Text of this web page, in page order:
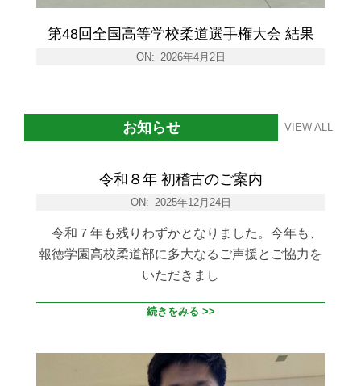
第48回全国高等学校柔道選手権大会 結果
ON: 2026年4月2日
お知らせ VIEW ALL
令和８年 初稽古のご案内
ON: 2025年12月24日
令和７年も残りわずかとなりました。今年も、
報徳学園高校柔道部に多大なるご声援とご協力を
いただきまし
続きをみる >>